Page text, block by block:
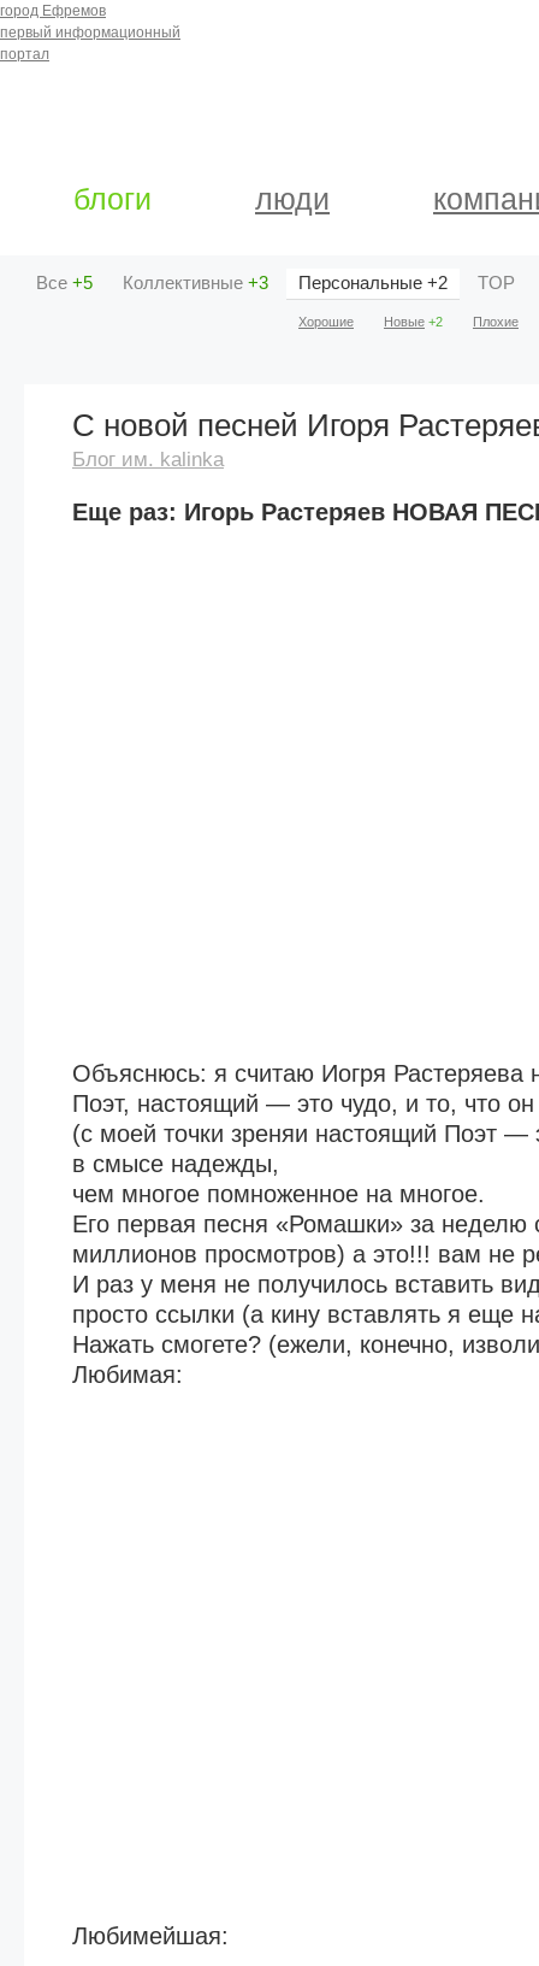
город Ефремов
первый информационный
портал
блоги люди
Все +5 Коллективные +3 Персональные +2
Хорошие Новые +2 Плохие
TOP
С новой песней Игоря
Блог им. kalinka
Еще раз: Игорь Растеряев НОВАЯ
Объяснюсь: я считаю Иогря
Поэт, настоящий — это чудо, и то, что
(с моей точки зреняи настоящий Поэт —
в смысе надежды,
чем многое помноженное на многое.
Его первая песня «Ромашки» за неделю
миллионов просмотров) а это!!! вам не
И раз у меня не получилось вставить
просто ссылки (а кину вставлять я еще
Нажать смогете? (ежели, конечно,
Любимая:
Любимейшая: